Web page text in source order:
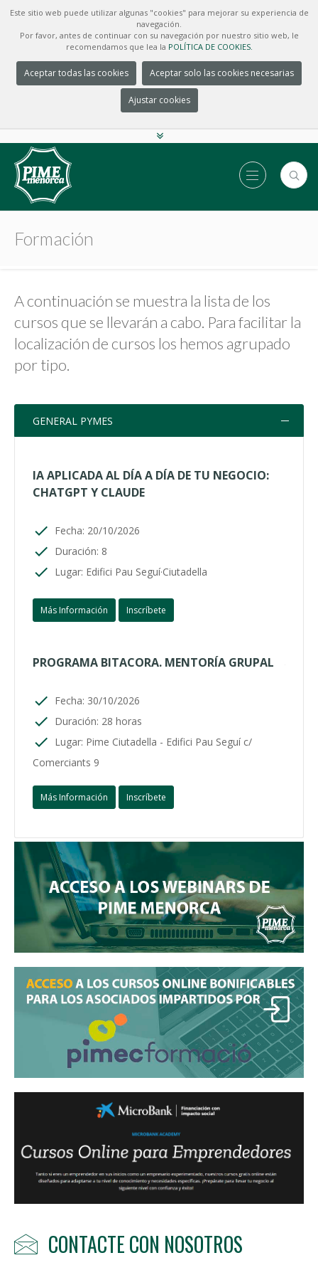
Este sitio web puede utilizar algunas "cookies" para mejorar su experiencia de
navegación.
Por favor, antes de continuar con su navegación por nuestro sitio web, le
recomendamos que lea la POLÍTICA DE COOKIES.
Aceptar todas las cookies Aceptar solo las cookies necesarias
Ajustar cookies
Formación
A continuación se muestra la lista de los
cursos que se llevarán a cabo. Para facilitar la
localización de cursos los hemos agrupado
por tipo.
GENERAL PYMES
IA APLICADA AL DÍA A DÍA DE TU NEGOCIO:
CHATGPT Y CLAUDE
Fecha: 20/10/2026
Duración: 8
Lugar: Edifici Pau Seguí·Ciutadella
Más Información Inscríbete
PROGRAMA BITACORA. MENTORÍA GRUPAL
Fecha: 30/10/2026
Duración: 28 horas
Lugar: Pime Ciutadella - Edifici Pau Seguí c/
Comerciants 9
Más Información Inscríbete
CONTACTE CON NOSOTROS